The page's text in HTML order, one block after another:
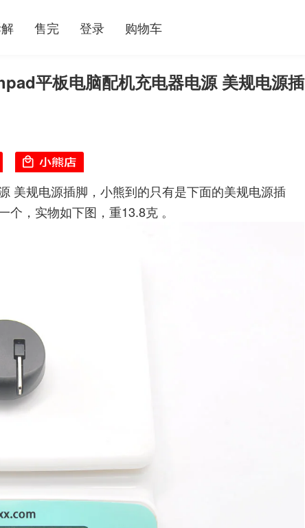
售完 登录 购物车
平板电脑配机充电器电源 美规电源插
美规电源插脚，小熊到的只有是下面的美规电源插
，实物如下图，重13.8克 。